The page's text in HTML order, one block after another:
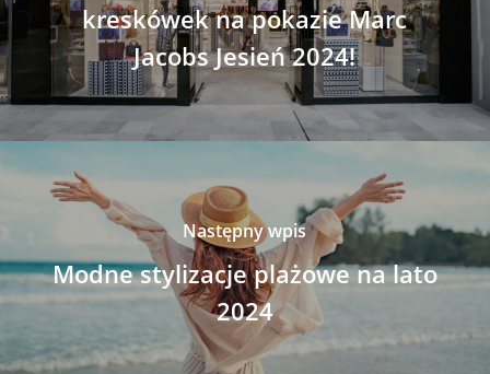
kreskówek na pokazie Marc
Jacobs Jesień 2024!
Następny wpis
Modne stylizacje plażowe na lato
2024